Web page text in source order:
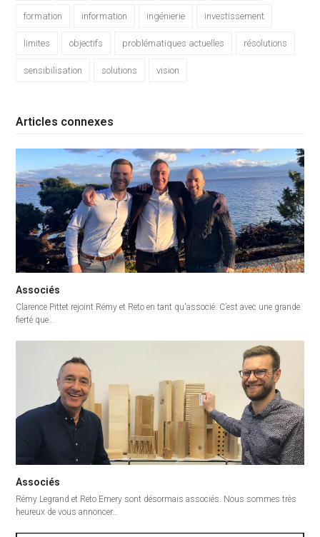
formation information ingénierie investissement
limites objectifs problématiques actuelles résolutions
sensibilisation solutions vision
Articles connexes
Associés
Clarence Pittet rejoint Rémy et Reto en tant qu'associé. C’est avec une grande
fierté que…
Associés
Rémy Legrand et Reto Emery sont désormais associés. Nous sommes très
heureux de vous annoncer…